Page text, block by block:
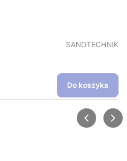
PRODUCENT
SANOTECHNIK
Do koszyka